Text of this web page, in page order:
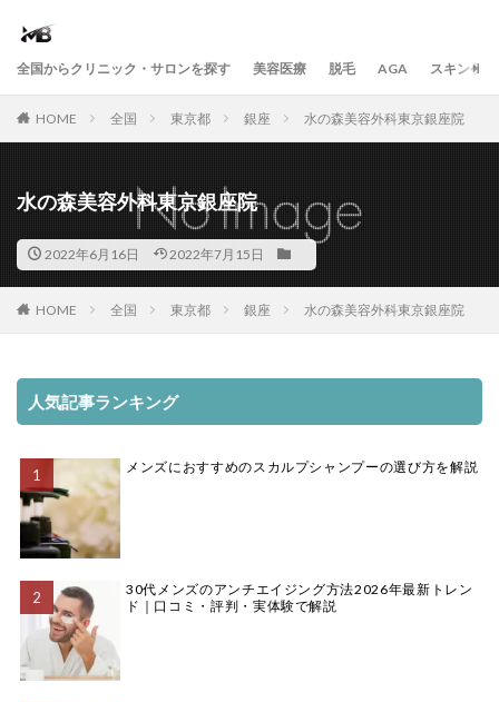
全国からクリニック・サロンを探す 美容医療 脱毛 AGA スキンケア
HOME 全国 東京都 銀座 水の森美容外科東京銀座院
水の森美容外科東京銀座院
2022年6月16日 2022年7月15日
HOME 全国 東京都 銀座 水の森美容外科東京銀座院
人気記事ランキング
メンズにおすすめのスカルプシャンプーの選び方を解説
30代メンズのアンチエイジング方法2026年最新トレン
ド｜口コミ・評判・実体験で解説